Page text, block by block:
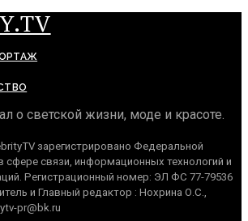
о светской жизни, моде и красоте.
зарегистрировано Федеральной
сфере связи, информационных технологий и
Регистрационный номер: ЭЛ ФС 77-79536
и Главный редактор : Нохрина О.С.,
pr@bk.ru